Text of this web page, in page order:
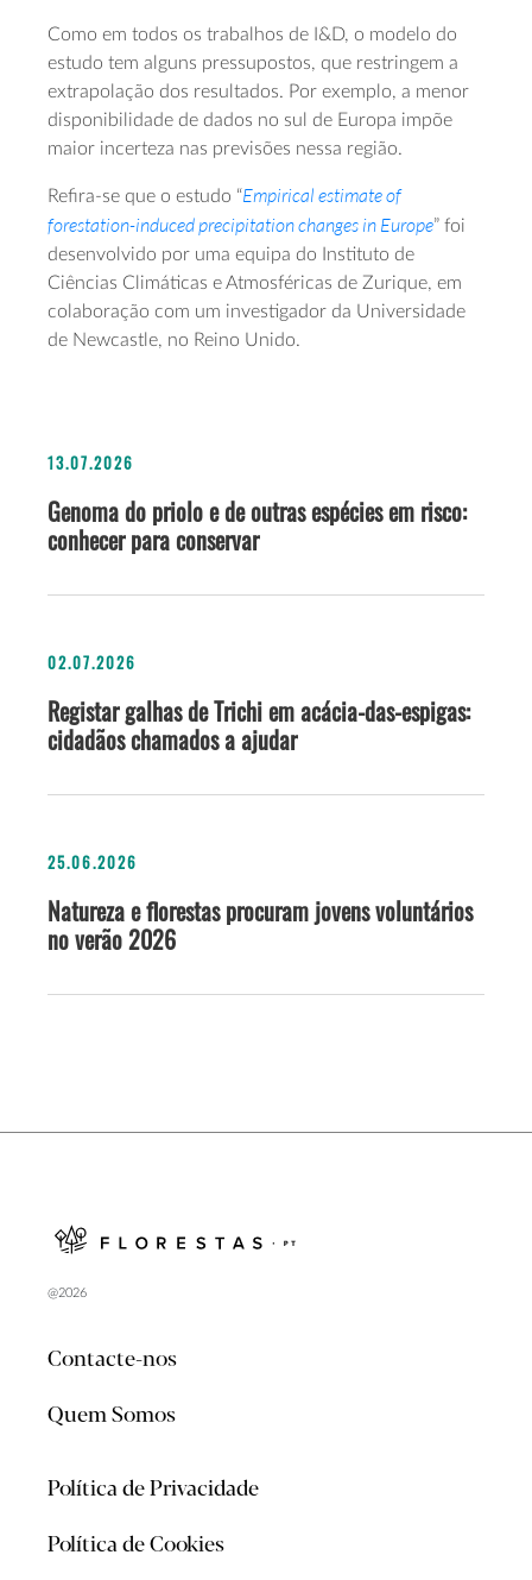
Como em todos os trabalhos de I&D, o modelo do
estudo tem alguns pressupostos, que restringem a
extrapolação dos resultados. Por exemplo, a menor
disponibilidade de dados no sul de Europa impõe
maior incerteza nas previsões nessa região.
Refira-se que o estudo “Empirical estimate of
forestation-induced precipitation changes in Europe” foi
desenvolvido por uma equipa do Instituto de
Ciências Climáticas e Atmosféricas de Zurique, em
colaboração com um investigador da Universidade
de Newcastle, no Reino Unido.
13.07.2026
Genoma do priolo e de outras espécies em risco:
conhecer para conservar
02.07.2026
Registar galhas de Trichi em acácia-das-espigas:
cidadãos chamados a ajudar
25.06.2026
Natureza e florestas procuram jovens voluntários
no verão 2026
@2026
Contacte-nos
Quem Somos
Política de Privacidade
Política de Cookies